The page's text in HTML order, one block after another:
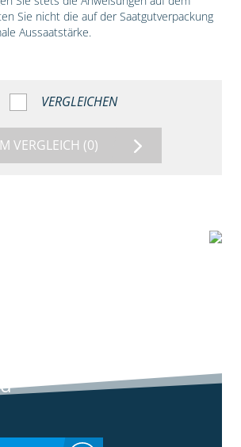
Sie nicht die auf der Saatgutverpackung
Aussaatstärke.
VERGLEICHEN
VERGLEICH (0)